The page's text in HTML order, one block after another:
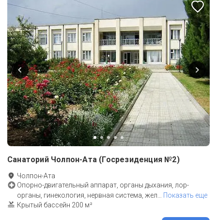
Санаторий Чолпон-Ата (Госрезиденция №2)
Чолпон-Ата
Опорно-двигательный аппарат, органы дыхания, лор-
органы, гинекология, нервная система, жел
Показать еще
Крытый бассейн 200 м²